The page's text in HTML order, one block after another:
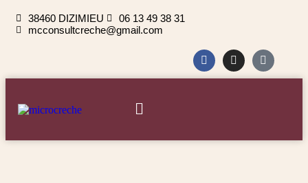
38460 DIZIMIEU
06 13 49 38 31
mcconsultcreche@gmail.com